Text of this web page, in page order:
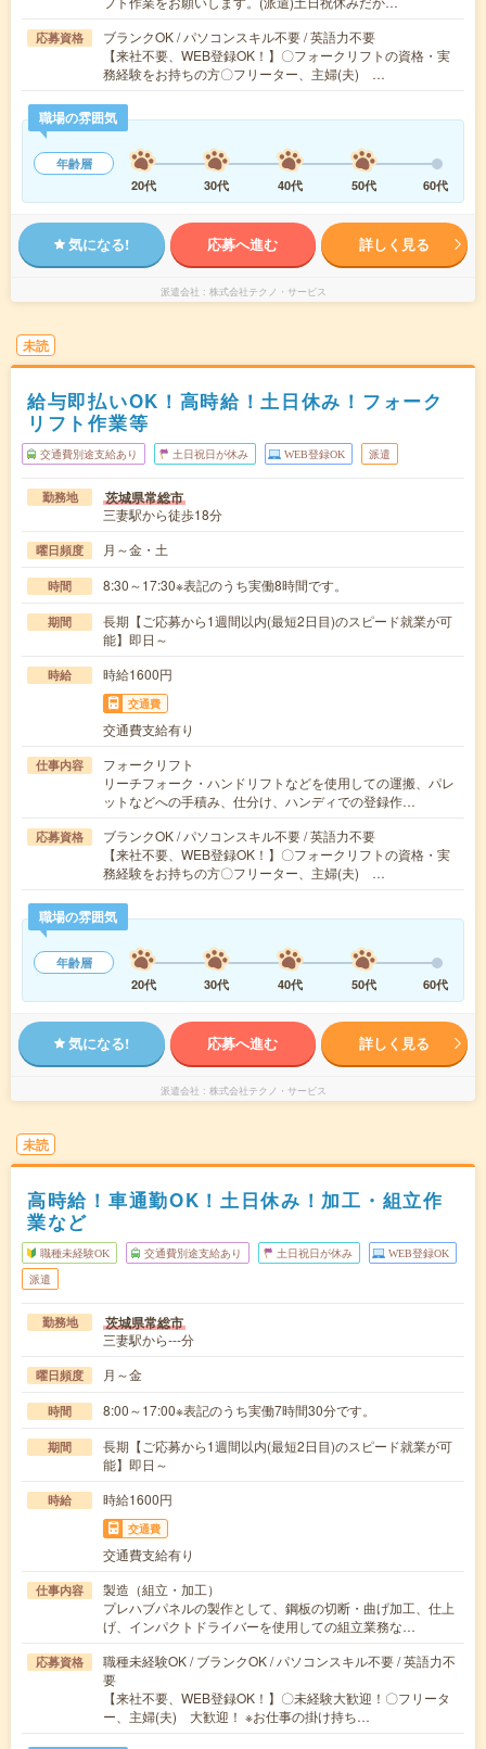
応募資格
ブランクOK / パソコンスキル不要 / 英語力不要
【来社不要、WEB登録OK！】〇フォークリフトの資格・実
務経験をお持ちの方〇フリーター、主婦(夫) …
職場の雰囲気
年齢層
20代
30代 40代 50代 60代
気になる! 応募へ進む 詳しく見る
派遣会社 株式会社テクノ・サービス
未読
給与即払いOK！高時給！土日休み！フォーク
リフト作業等
交通費別途支給あり 土日祝日が休み WEB登録OK 派遣
勤務地 茨城県常総市
三妻駅から徒歩18分
曜日頻度 月～金・土
時間 8:30～17:30※表記のうち実働8時間です。
期間
長期【ご応募から1週間以内(最短2日目)のスピード就業が可
能】即日～
時給 時給1600円
交通費
交通費支給有り
仕事内容
フォークリフト
リーチフォーク・ハンドリフトなどを使用しての運搬、パレ
ットなどへの手積み、仕分け、ハンディでの登録作…
応募資格
ブランクOK / パソコンスキル不要 / 英語力不要
【来社不要、WEB登録OK！】〇フォークリフトの資格・実
務経験をお持ちの方〇フリーター、主婦(夫) …
職場の雰囲気
年齢層
20代
30代 40代 50代 60代
気になる! 応募へ進む 詳しく見る
派遣会社 株式会社テクノ・サービス
未読
高時給！車通勤OK！土日休み！加工・組立作
業など
職種未経験OK 交通費別途支給あり 土日祝日が休み WEB登録OK
派遣
勤務地 茨城県常総市
三妻駅から---分
曜日頻度 月～金
時間 8:00～17:00※表記のうち実働7時間30分です。
期間
長期【ご応募から1週間以内(最短2日目)のスピード就業が可
能】即日～
時給 時給1600円
交通費
交通費支給有り
仕事内容
製造（組立・加工）
プレハブパネルの製作として、鋼板の切断・曲げ加工、仕上
げ、インパクトドライバーを使用しての組立業務な…
応募資格
職種未経験OK / ブランクOK / パソコンスキル不要 / 英語力不
要
【来社不要、WEB登録OK！】〇未経験大歓迎！〇フリータ
ー、主婦(夫) 大歓迎！ ※お仕事の掛け持ち…